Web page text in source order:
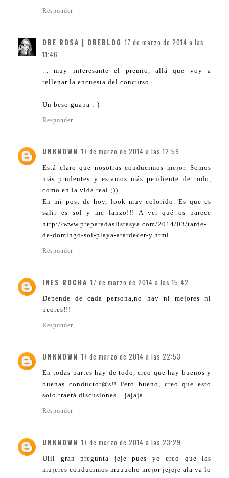
Responder
OBE ROSA | OBEBLOG 17 de marzo de 2014 a las
11:46
... muy interesante el premio, allá que voy a
rellenar la encuesta del concurso.
Un beso guapa :-)
Responder
UNKNOWN 17 de marzo de 2014 a las 12:59
Está claro que nosotras conducimos mejor. Somos
más prudentes y estamos más pendiente de todo,
como en la vida real ;))
En mi post de hoy, look muy colorido. Es que es
salir es sol y me lanzo!!! A ver qué os parece
http://www.preparadaslistasya.com/2014/03/tarde-
de-domingo-sol-playa-atardecer-y.html
Responder
INES ROCHA 17 de marzo de 2014 a las 15:42
Depende de cada persona,no hay ni mejores ni
peores!!!
Responder
UNKNOWN 17 de marzo de 2014 a las 22:53
En todas partes hay de todo, creo que hay buenos y
buenas conductor@s!! Pero bueno, creo que esto
solo traerá discusiones... jajaja
Responder
UNKNOWN 17 de marzo de 2014 a las 23:29
Uiii gran pregunta jeje pues yo creo que las
mujeres conducimos muuucho mejor jejeje ala ya lo